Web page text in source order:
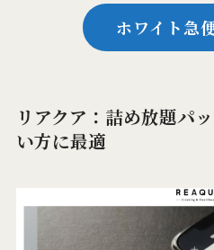
ホワイト急
リアクア：詰め放題パ
い方に最適